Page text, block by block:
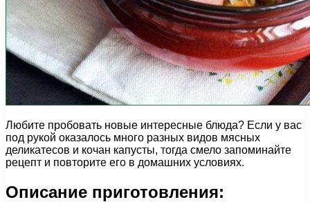
Любите пробовать новые интересные блюда? Если у вас
под рукой оказалось много разных видов мясных
деликатесов и кочан капусты, тогда смело запоминайте
рецепт и повторите его в домашних условиях.
Описание приготовления: